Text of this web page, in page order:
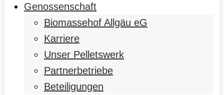
Genossenschaft
Biomassehof Allgäu eG
Karriere
Unser Pelletswerk
Partnerbetriebe
Beteiligungen